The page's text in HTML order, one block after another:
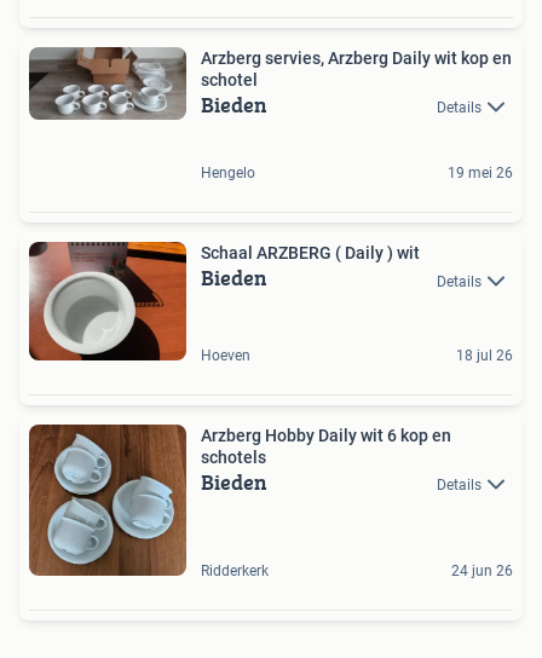
Arzberg servies, Arzberg Daily wit kop en
schotel
Bieden Details
Hengelo 19 mei 26
Schaal ARZBERG ( Daily ) wit
Bieden Details
Hoeven 18 jul 26
Arzberg Hobby Daily wit 6 kop en
schotels
Bieden Details
Ridderkerk 24 jun 26